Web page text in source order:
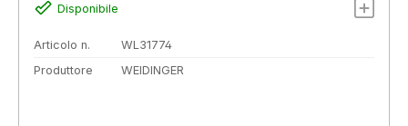
Disponibile
Articolo n.
WL31774
Produttore
WEIDINGER